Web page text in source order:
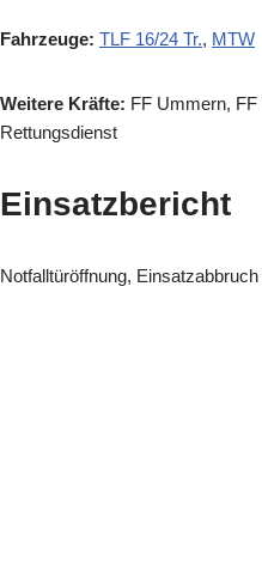
Fahrzeuge: TLF 16/24 Tr., MTW
Weitere Kräfte: FF Ummern, FF
Rettungsdienst
Einsatzbericht
Notfalltüröffnung, Einsatzabbruch